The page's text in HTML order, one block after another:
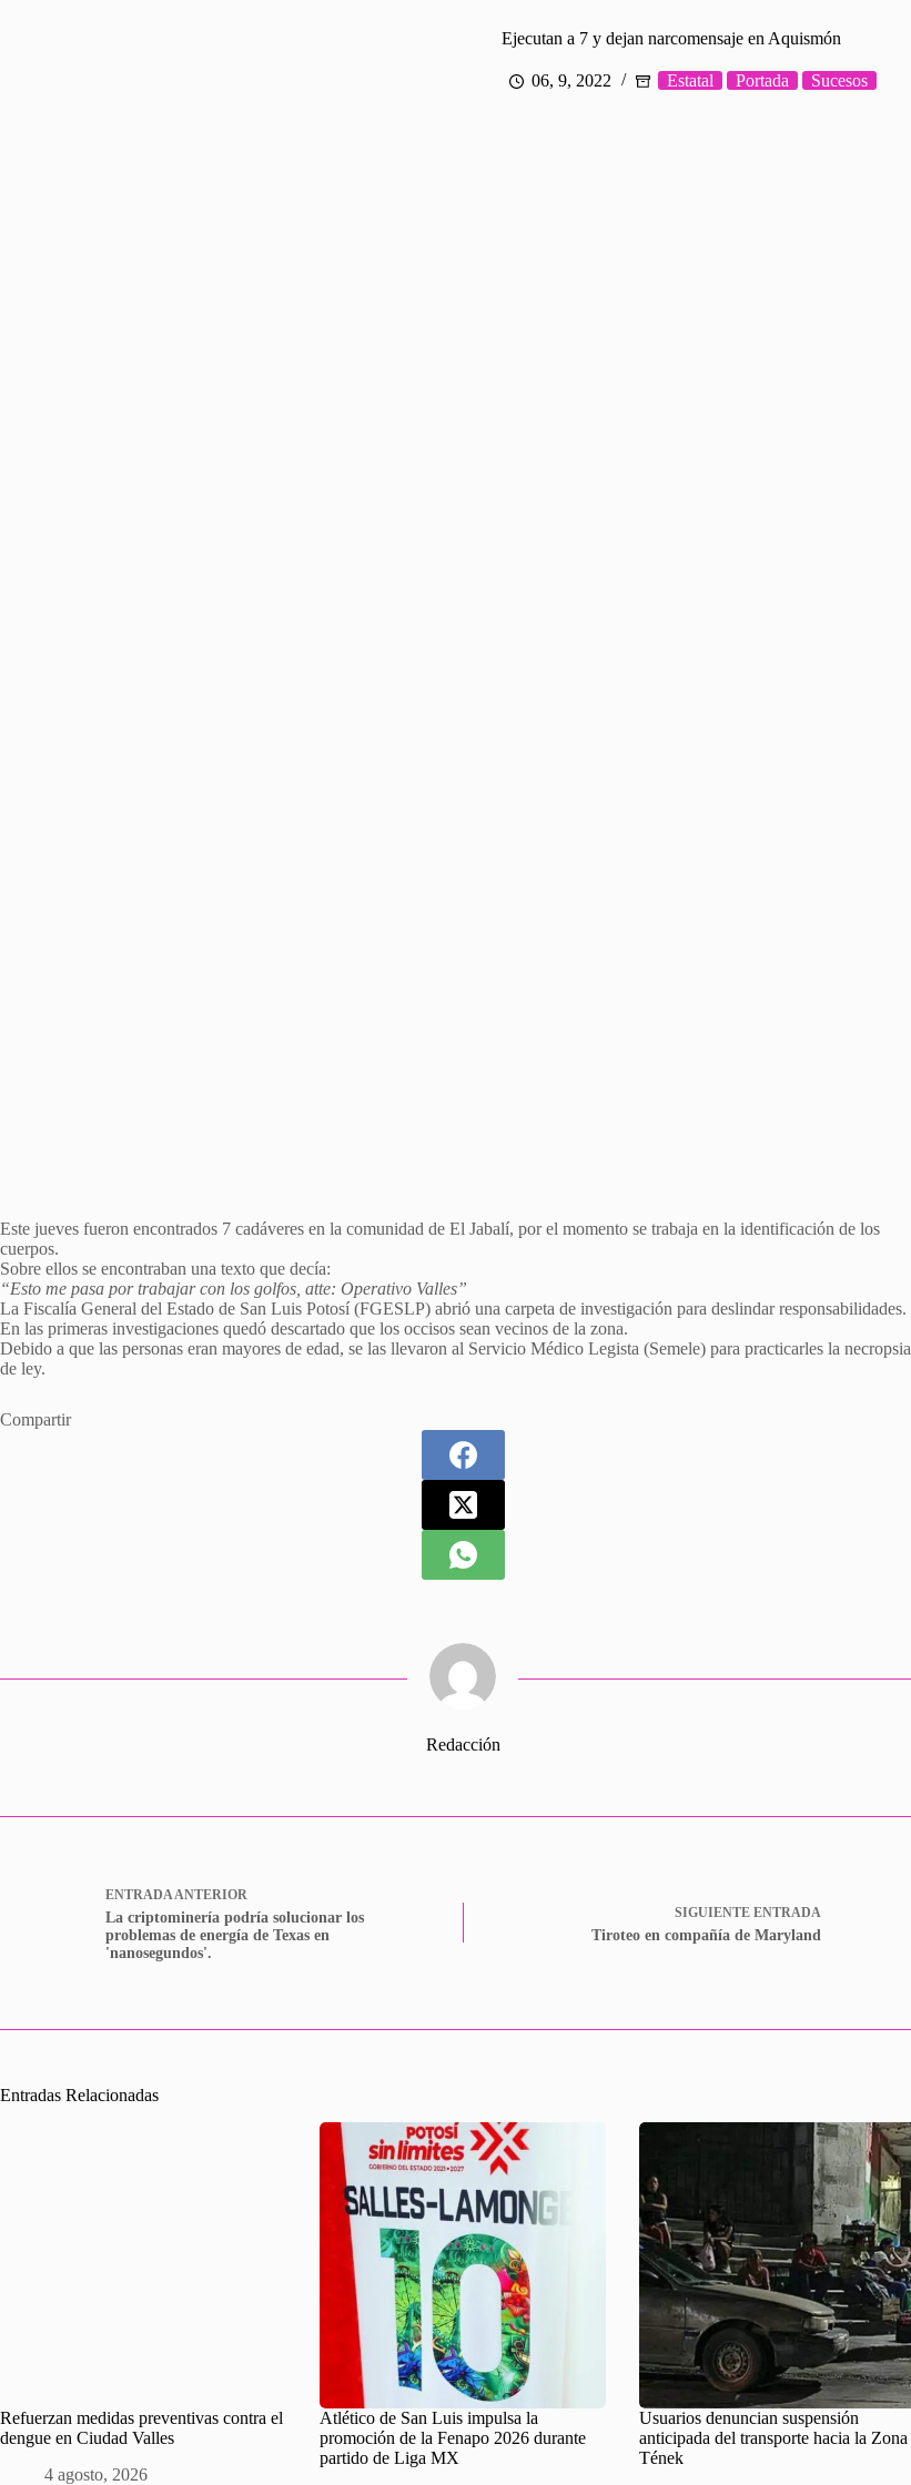
Ejecutan a 7 y dejan narcomensaje en Aquismón
06, 9, 2022 Estatal Portada Sucesos
Este jueves fueron encontrados 7 cadáveres en la comunidad de El Jabalí, por el momento se trabaja en la identificación de los
cuerpos.
Sobre ellos se encontraban una texto que decía:
“Esto me pasa por trabajar con los golfos, atte: Operativo Valles”
La Fiscalía General del Estado de San Luis Potosí (FGESLP) abrió una carpeta de investigación para deslindar responsabilidades.
En las primeras investigaciones quedó descartado que los occisos sean vecinos de la zona.
Debido a que las personas eran mayores de edad, se las llevaron al Servicio Médico Legista (Semele) para practicarles la necropsia
de ley.
Compartir
Redacción
ENTRADA ANTERIOR
La criptominería podría solucionar los
problemas de energía de Texas en
'nanosegundos'.
SIGUIENTE ENTRADA
Tiroteo en compañía de Maryland
Entradas Relacionadas
Refuerzan medidas preventivas contra el
dengue en Ciudad Valles
4 agosto, 2026
Atlético de San Luis impulsa la
promoción de la Fenapo 2026 durante
partido de Liga MX
Usuarios denuncian suspensión
anticipada del transporte hacia la Zona
Tének